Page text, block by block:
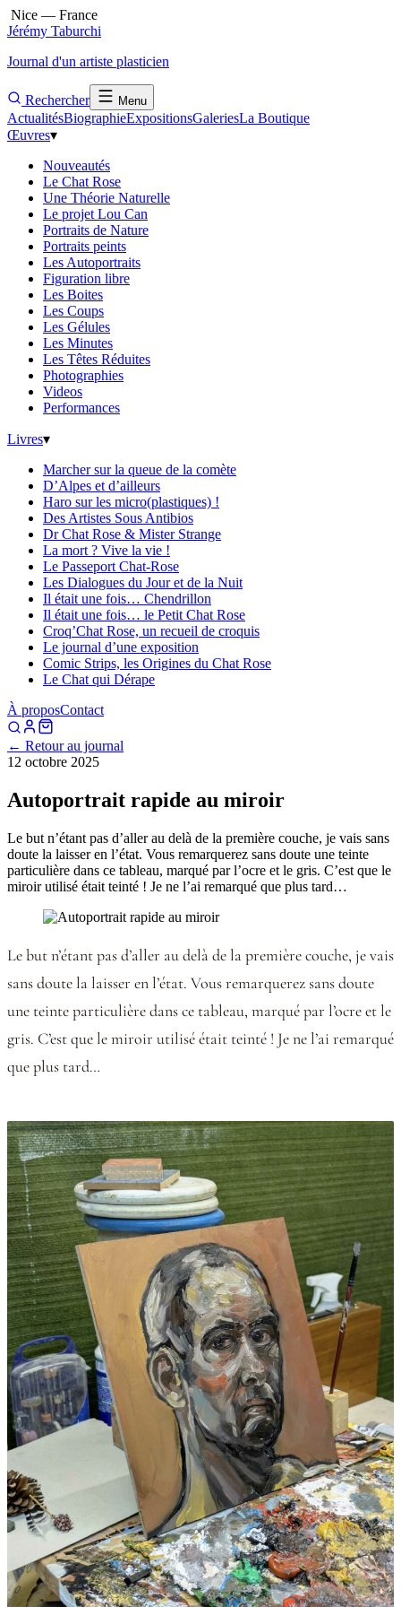
Nice — France
Jérémy Taburchi
Journal d'un artiste plasticien
Rechercher Menu
ActualitésBiographieExpositionsGaleriesLa Boutique
Œuvres▾
Nouveautés
Le Chat Rose
Une Théorie Naturelle
Le projet Lou Can
Portraits de Nature
Portraits peints
Les Autoportraits
Figuration libre
Les Boites
Les Coups
Les Gélules
Les Minutes
Les Têtes Réduites
Photographies
Videos
Performances
Livres▾
Marcher sur la queue de la comète
D’Alpes et d’ailleurs
Haro sur les micro(plastiques) !
Des Artistes Sous Antibios
Dr Chat Rose & Mister Strange
La mort ? Vive la vie !
Le Passeport Chat-Rose
Les Dialogues du Jour et de la Nuit
Il était une fois… Chendrillon
Il était une fois… le Petit Chat Rose
Croq’Chat Rose, un recueil de croquis
Le journal d’une exposition
Comic Strips, les Origines du Chat Rose
Le Chat qui Dérape
À proposContact
← Retour au journal
12 octobre 2025
Autoportrait rapide au miroir
Le but n’étant pas d’aller au delà de la première couche, je vais sans
doute la laisser en l’état. Vous remarquerez sans doute une teinte
particulière dans ce tableau, marqué par l’ocre et le gris. C’est que le
miroir utilisé était teinté ! Je ne l’ai remarqué que plus tard…
Le but n’étant pas d’aller au delà de la première couche, je vais
sans doute la laisser en l’état. Vous remarquerez sans doute
une teinte particulière dans ce tableau, marqué par l’ocre et le
gris. C’est que le miroir utilisé était teinté ! Je ne l’ai remarqué
que plus tard…